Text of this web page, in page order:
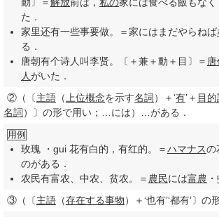
た．
家里还有一些事要做。＝家にはまだやらねば
る．
唐朝有个诗人叫李贤。〔＋兼＋動＋目〕＝
人がいた．
② （〔主語 （ 上位概念を示す名詞）＋‘有’＋ 目
名詞）〕の形で用い；…には）…がある．
用例
玫瑰 ・gui 花有白的，有红的。＝ハマナスの
のがある．
农民有富农、中农、贫农。＝ 農民には富農 ・
③ （〔主語 （存在する事物）＋‘也有’‘都有’〕の